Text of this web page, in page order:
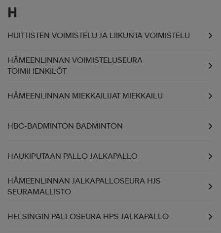
H
HUITTISTEN VOIMISTELU JA LIIKUNTA VOIMISTELU
HÄMEENLINNAN VOIMISTELUSEURA
TOIMIHENKILÖT
HÄMEENLINNAN MIEKKAILIJAT MIEKKAILU
HBC-BADMINTON BADMINTON
HAUKIPUTAAN PALLO JALKAPALLO
HÄMEENLINNAN JALKAPALLOSEURA HJS
SEURAMALLISTO
HELSINGIN PALLOSEURA HPS JALKAPALLO